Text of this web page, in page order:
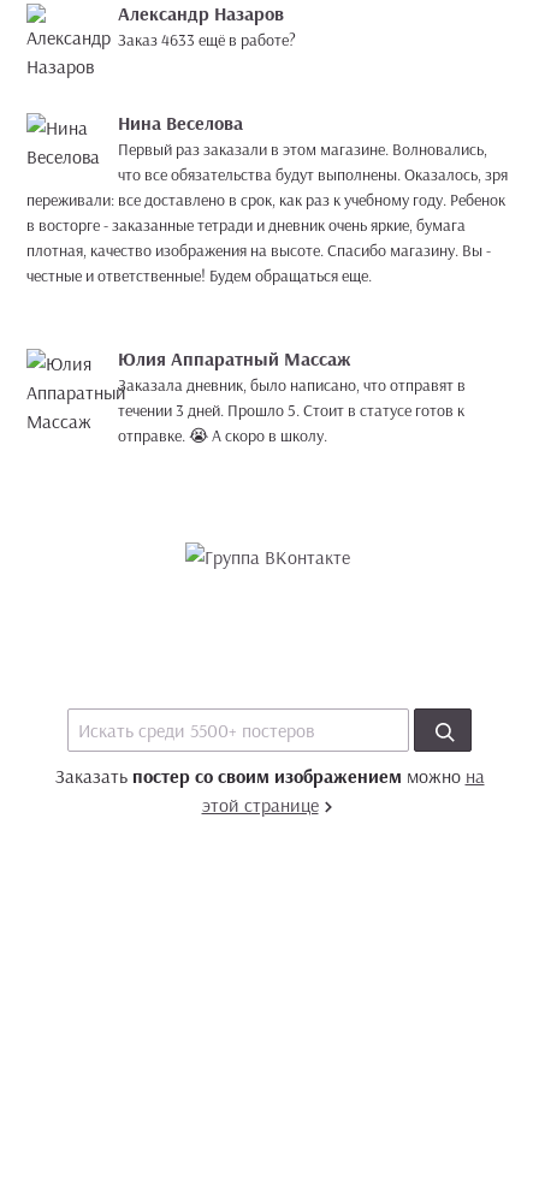
Александр Назаров
Заказ 4633 ещё в работе?
Нина Веселова
Первый раз заказали в этом магазине. Волновались,
что все обязательства будут выполнены. Оказалось, зря
переживали: все доставлено в срок, как раз к учебному году. Ребенок
в восторге - заказанные тетради и дневник очень яркие, бумага
плотная, качество изображения на высоте. Спасибо магазину. Вы -
честные и ответственные! Будем обращаться еще.
Юлия Аппаратный Массаж
Заказала дневник, было написано, что отправят в
течении 3 дней. Прошло 5. Стоит в статусе готов к
отправке. 😭 А скоро в школу.
Заказать постер со своим изображением можно на
этой странице